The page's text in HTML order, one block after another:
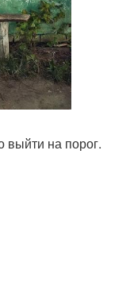
выйти на порог.